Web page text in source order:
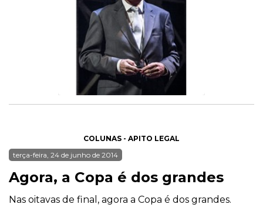
COLUNAS - APITO LEGAL
terça-feira, 24 de junho de 2014
Agora, a Copa é dos grandes
Nas oitavas de final, agora a Copa é dos grandes.